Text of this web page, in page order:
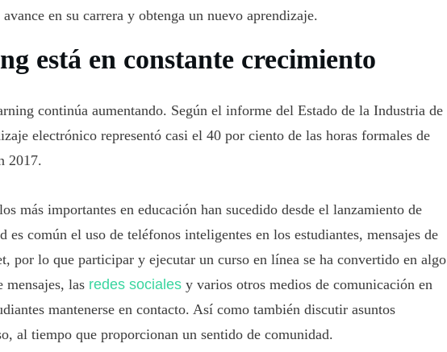
en su carrera y obtenga un nuevo aprendizaje.
está en constante crecimiento
continúa aumentando. Según el informe del Estado de la Industria de
electrónico representó casi el 40 por ciento de las horas formales de
2017.
más importantes en educación han sucedido desde el lanzamiento de
es común el uso de teléfonos inteligentes en los estudiantes, mensajes de
por lo que participar y ejecutar un curso en línea se ha convertido en algo
mensajes, las redes sociales y varios otros medios de comunicación en
mantenerse en contacto. Así como también discutir asuntos
al tiempo que proporcionan un sentido de comunidad.